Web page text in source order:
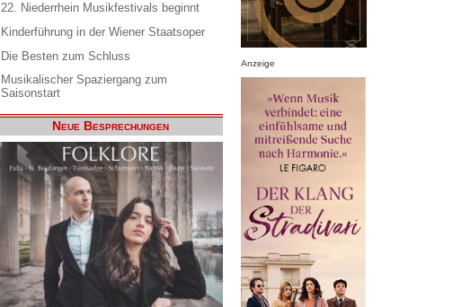
22. Niederrhein Musikfestivals beginnt
Kinderführung in der Wiener Staatsoper
Die Besten zum Schluss
Musikalischer Spaziergang zum
Saisonstart
Neue Besprechungen
Anzeige